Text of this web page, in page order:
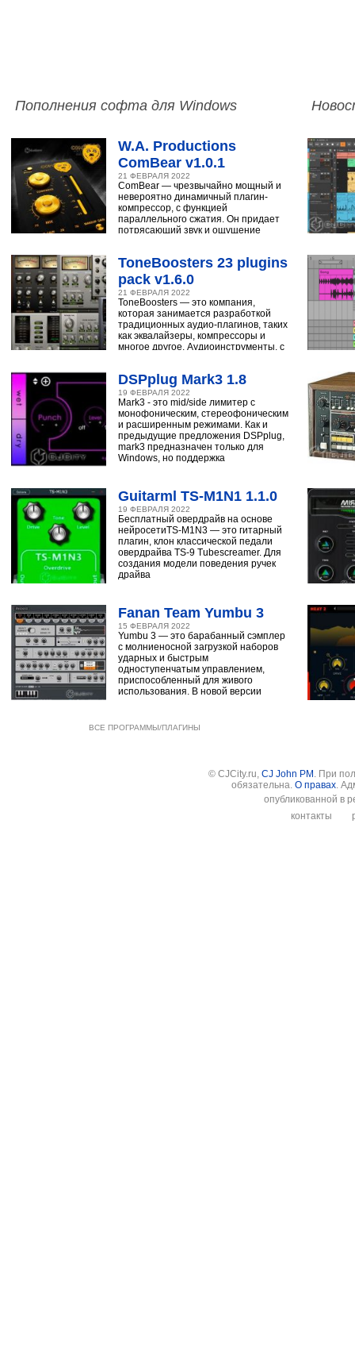
Пополнения софта для Windows
W.A. Productions
ComBear v1.0.1
21 ФЕВРАЛЯ 2022
ComBear — чрезвычайно мощный и
невероятно динамичный плагин-
компрессор, с функцией
параллельного сжатия. Он придает
потрясающий звук и ощущение
ToneBoosters 23 plugins
pack v1.6.0
21 ФЕВРАЛЯ 2022
ToneBoosters — это компания,
которая занимается разработкой
традиционных аудио-плагинов, таких
как эквалайзеры, компрессоры и
многое другое. Аудиоинструменты, с
DSPplug Mark3 1.8
19 ФЕВРАЛЯ 2022
Mark3 - это mid/side лимитер с
монофоническим, стереофоническим
и расширенным режимами. Как и
предыдущие предложения DSPplug,
mark3 предназначен только для
Windows, но поддержка
Guitarml TS-M1N1 1.1.0
19 ФЕВРАЛЯ 2022
Бесплатный овердрайв на основе
нейросетиTS-M1N3 — это гитарный
плагин, клон классической педали
овердрайва TS-9 Tubescreamer. Для
создания модели поведения ручек
драйва
Fanan Team Yumbu 3
15 ФЕВРАЛЯ 2022
Yumbu 3 — это барабанный сэмплер
с молниеносной загрузкой наборов
ударных и быстрым
одноступенчатым управлением,
приспособленный для живого
использования. В новой версии
ВСЕ ПРОГРАММЫ/ПЛАГИНЫ
© CJCity.ru, CJ John PM . При
обязательна. О правах.
опубликованной в
контакты